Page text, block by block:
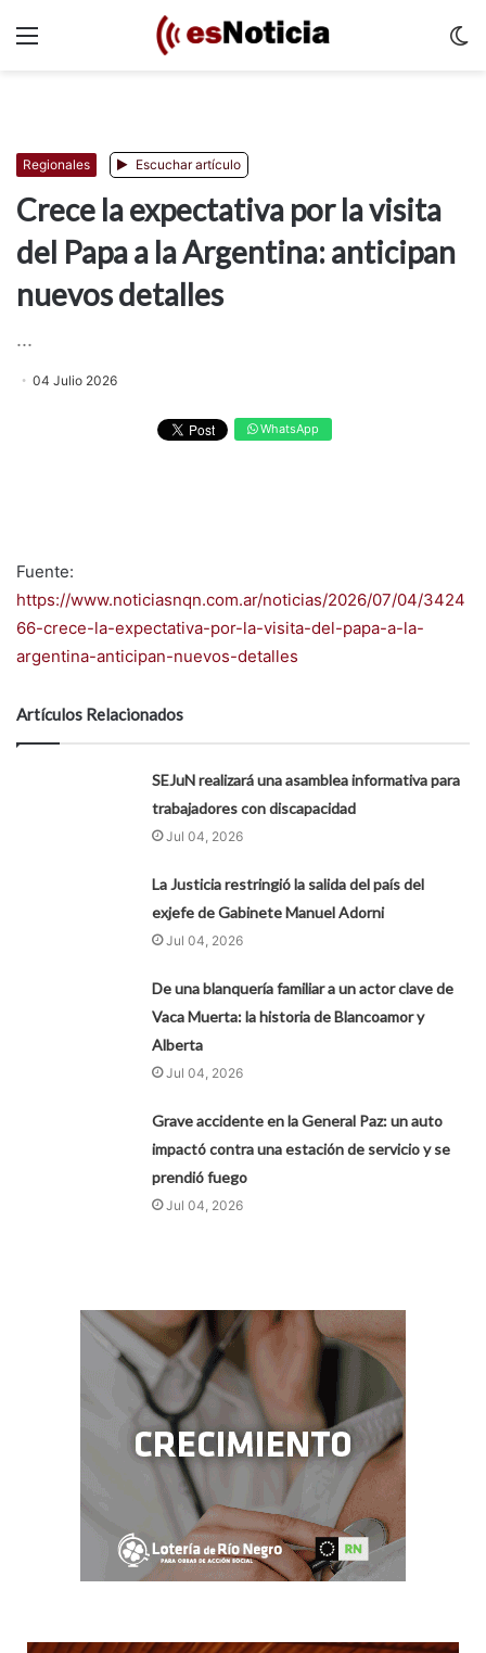
Regionales Escuchar artículo
Crece la expectativa por la visita
del Papa a la Argentina: anticipan
nuevos detalles
...
04 Julio 2026
WhatsApp
Fuente:
https://www.noticiasnqn.com.ar/noticias/2026/07/04/3424
66-crece-la-expectativa-por-la-visita-del-papa-a-la-
argentina-anticipan-nuevos-detalles
Artículos Relacionados
SEJuN realizará una asamblea informativa para
trabajadores con discapacidad
Jul 04, 2026
La Justicia restringió la salida del país del
exjefe de Gabinete Manuel Adorni
Jul 04, 2026
De una blanquería familiar a un actor clave de
Vaca Muerta: la historia de Blancoamor y
Alberta
Jul 04, 2026
Grave accidente en la General Paz: un auto
impactó contra una estación de servicio y se
prendió fuego
Jul 04, 2026